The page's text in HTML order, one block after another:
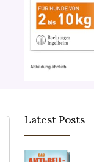
Latest Posts